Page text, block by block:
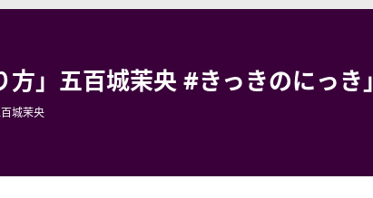
」五百城茉央 #きっきのにっき」
城茉央